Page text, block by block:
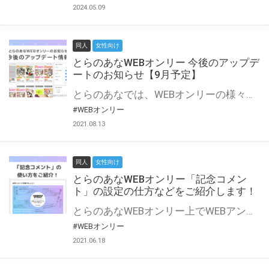
2024.05.09
同人 女性向け
とらのあなWEBオンリー 今後のアップデ
ートのお知らせ【9月予定】
とらのあなでは、WEBオンリーの様々な支援を実施しています。 今回は2021年9月に実装を予定しているアップデート情報についてご紹介いたします。 とらのあなWEBオンリーサイトはこちら
#WEBオンリー
2021.08.13
同人 女性向け
とらのあなWEBオンリー「記念コメン
ト」の設定の仕方などをご紹介します！
とらのあなWEBオンリー上でWEBアンソロジーが作成できる「記念コメント」について、その使い方や作成手順を解説します！ 支援タイプを「サークル参加型」「サークル参加型・マルシェ(イベント会場)機能付き」でお申し込みいただいている主催者様はぜひご活用ください♪ とらのあなWEBオンリーサイトはこちら
#WEBオンリー
2021.06.18